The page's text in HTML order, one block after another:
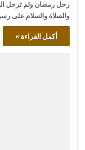
رحل رمضان ولم ترحل
والصلاة والسلام على
أكمل القراءة »